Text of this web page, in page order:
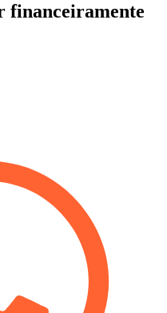
financeiramente